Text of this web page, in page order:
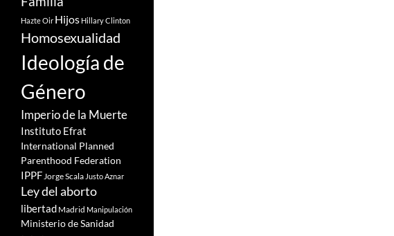
Hazte Oir Hijos Hillary Clinton
Homosexualidad
Ideología de
Género
Imperio de la Muerte
Instituto Efrat
International Planned
Parenthood Federation
IPPFJorge Scala Justo Aznar
Ley del aborto
libertad Madrid Manipulación
Ministerio de Sanidad